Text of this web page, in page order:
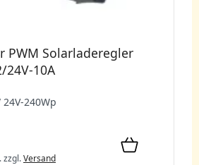
PWM Solarladeregler
24V-10A
240Wp
zzgl.Versand